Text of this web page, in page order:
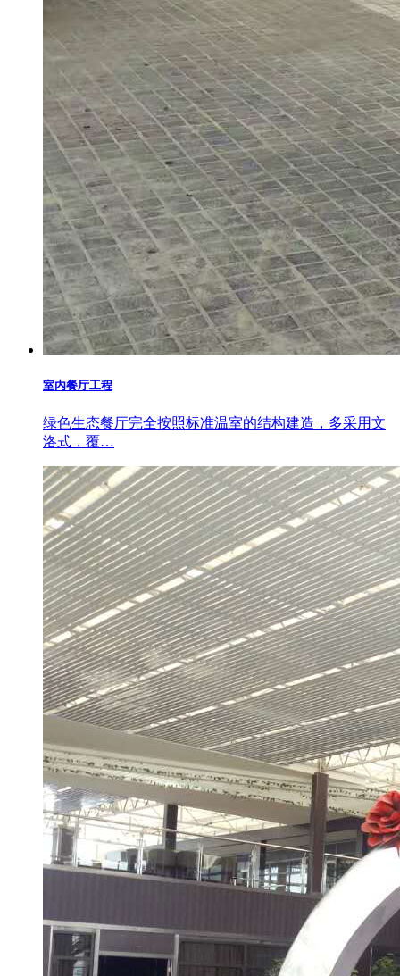
室内餐厅工程
绿色生态餐厅完全按照标准温室的结构建造，多采用文
洛式，覆…